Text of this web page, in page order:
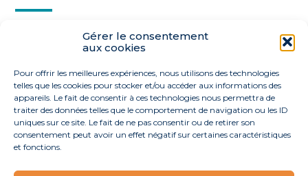
Gérer le consentement
aux cookies
Pour offrir les meilleures expériences, nous utilisons des technologies
telles que les cookies pour stocker et/ou accéder aux informations des
appareils. Le fait de consentir à ces technologies nous permettra de
traiter des données telles que le comportement de navigation ou les ID
uniques sur ce site. Le fait de ne pas consentir ou de retirer son
consentement peut avoir un effet négatif sur certaines caractéristiques
et fonctions.
FaceBook
TwitterLinkedIn